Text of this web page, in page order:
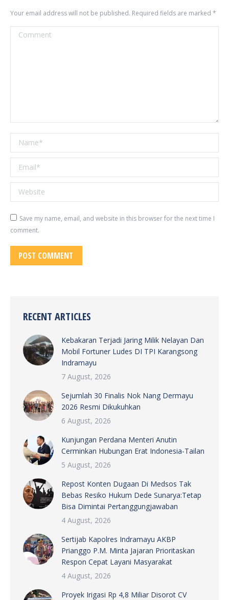
Your email address will not be published. Required fields are marked *
Comment
Name *
Email *
Website
Save my name, email, and website in this browser for the next time I
comment.
POST COMMENT
RECENT ARTICLES
Kebakaran Terjadi Jaring Milik Nelayan Dan
Mobil Fortuner Ludes DI TPI Karangsong
Indramayu
7 August, 2026
Sejumlah 30 Finalis Nok Nang Dermayu
2026 Resmi Dikukuhkan
6 August, 2026
Kunjungan Perdana Menteri Anutin
Cerminkan Hubungan Erat Indonesia-Tailan
5 August, 2026
Repost Konten Dugaan Di Medsos Tak
Bebas Resiko Hukum Dede Sunarya:Tetap
Bisa Dimintai Pertanggungjawaban
4 August, 2026
Sertijab Kapolres Indramayu AKBP
Prianggo P.M. Minta Jajaran Prioritaskan
Respon Cepat Layani Masyarakat
4 August, 2026
Proyek Irigasi Rp 4,8 Miliar Disorot CV